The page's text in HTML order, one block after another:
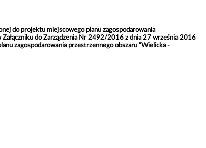
do projektu miejscowego planu zagospodarowania
do Zarządzenia Nr 2492/2016 z dnia 27 września 2016
zagospodarowania przestrzennego obszaru "Wielicka -